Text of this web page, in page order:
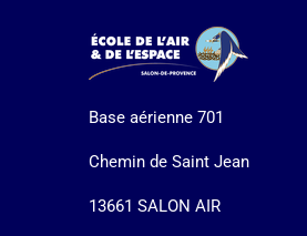
Base aérienne 701
Chemin de Saint Jean
13661 SALON AIR